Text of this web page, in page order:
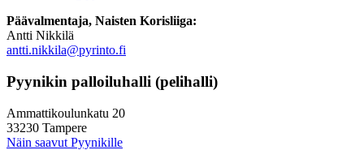
Päävalmentaja, Naisten Korisliiga:
Antti Nikkilä
antti.nikkila@pyrinto.fi
Pyynikin palloiluhalli (pelihalli)
Ammattikoulunkatu 20
33230 Tampere
Näin saavut Pyynikille